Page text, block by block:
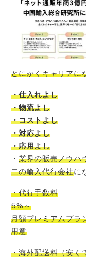
とにかくキャリアに
・仕入れよし
・物流よし
・コストよし
・対応よし
・応用よし
・業界の販売ノウハ
二の輸入代行会社に
・代行手数料
5%～
月額プレミアムプラ
用意
・海外配送料（安く